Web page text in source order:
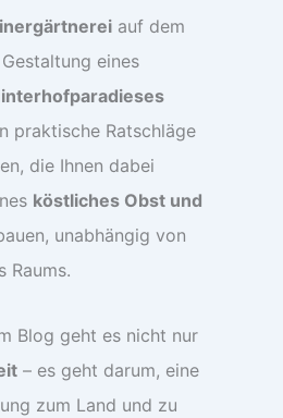
auf dem
eines
praktische Ratschläge
die Ihnen dabei
köstliches Obst und
unabhängig von
Raums.
Blog geht es nicht nur
– es geht darum, eine
zum Land und zu